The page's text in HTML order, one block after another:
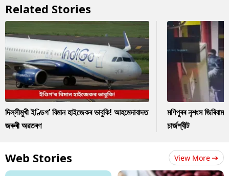
Related Stories
দিল্লীমুখী ইণ্ডিগ’ বিমান হাইজেকৰ ভাবুকি! আহমেদাবাদত
জৰুৰী অৱতৰণ
মণিপুৰৰ নৃশংস জিৰিবাম
চাৰ্জশ্বীট
Web Stories View More